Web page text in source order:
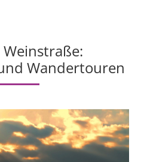
Wandertouren